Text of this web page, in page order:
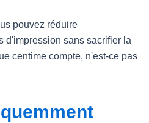
pouvez réduire
d'impression sans sacrifier la
centime compte, n'est-ce pas